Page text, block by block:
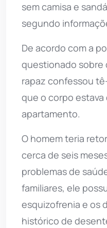
sem camisa e
segundo
De acordo com a
questionado sobre
rapaz confessou
que o corpo
apartamento.
O homem teria
cerca de seis
problemas de
familiares, ele
esquizofrenia e os
histórico de